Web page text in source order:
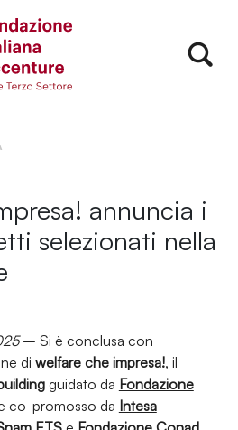
annuncia i
selezionati nella
– Si è conclusa con
di welfare che impresa!, il
guidato da Fondazione
co-promosso da Intesa